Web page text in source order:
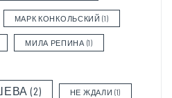
МАРК КОНКОЛЬСКИЙ (1)
МИЛА РЕПИНА (1)
(2) НЕ ЖДАЛИ (1)